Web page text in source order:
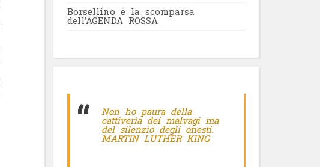
Borsellino e la scomparsa
dell’AGENDA ROSSA
Non ho paura della
cattiveria dei malvagi ma
del silenzio degli onesti.
MARTIN LUTHER KING